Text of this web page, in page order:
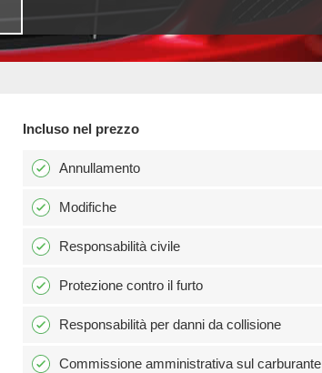
Incluso nel prezzo
Annullamento
Modifiche
Responsabilità civile
Protezione contro il furto
Responsabilità per danni da collisione
Commissione amministrativa sul carburante